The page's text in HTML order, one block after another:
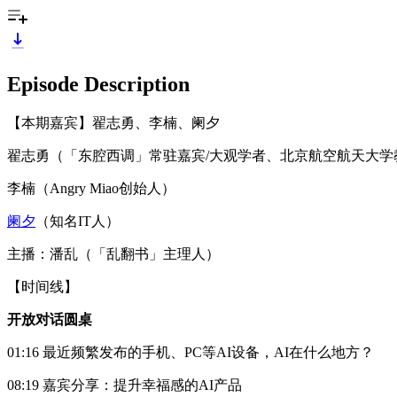
Episode Description
【本期嘉宾】翟志勇、李楠、阑夕
翟志勇（「东腔西调」常驻嘉宾/大观学者、北京航空航天大学
李楠（Angry Miao创始人）
阑夕 （知名IT人）
主播：潘乱（「乱翻书」主理人）
【时间线】
开放对话圆桌
01:16 最近频繁发布的手机、PC等AI设备，AI在什么地方？
08:19 嘉宾分享：提升幸福感的AI产品